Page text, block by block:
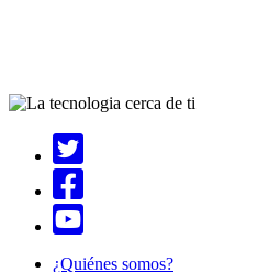
¿Quiénes somos?